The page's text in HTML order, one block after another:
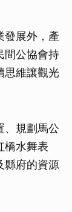
發展外，產
間公協會持
思維讓觀光
、規劃馬公
橋水舞表
縣府的資源